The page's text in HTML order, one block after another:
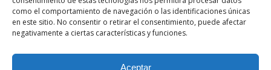
como el comportamiento de navegación o las identificaciones únicas
en este sitio. No consentir o retirar el consentimiento, puede afectar
negativamente a ciertas características y funciones.
Aceptar
Podcast de Medicina · by casiMedicos